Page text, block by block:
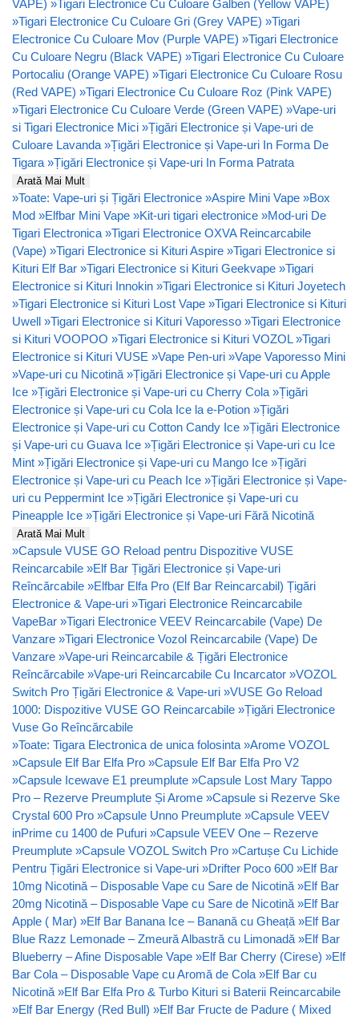
VAPE) »Tigari Electronice Cu Culoare Galben (Yellow VAPE)
»Tigari Electronice Cu Culoare Gri (Grey VAPE) »Tigari
Electronice Cu Culoare Mov (Purple VAPE) »Tigari Electronice
Cu Culoare Negru (Black VAPE) »Tigari Electronice Cu Culoare
Portocaliu (Orange VAPE) »Tigari Electronice Cu Culoare Rosu
(Red VAPE) »Tigari Electronice Cu Culoare Roz (Pink VAPE)
»Tigari Electronice Cu Culoare Verde (Green VAPE) »Vape-uri
si Tigari Electronice Mici »Țigări Electronice și Vape-uri de
Culoare Lavanda »Țigări Electronice și Vape-uri In Forma De
Tigara »Țigări Electronice și Vape-uri In Forma Patrata
Arată Mai Mult
»Toate: Vape-uri și Țigări Electronice »Aspire Mini Vape »Box
Mod »Elfbar Mini Vape »Kit-uri tigari electronice »Mod-uri De
Tigari Electronica »Tigari Electronice OXVA Reincarcabile
(Vape) »Tigari Electronice si Kituri Aspire »Tigari Electronice si
Kituri Elf Bar »Tigari Electronice si Kituri Geekvape »Tigari
Electronice si Kituri Innokin »Tigari Electronice si Kituri Joyetech
»Tigari Electronice si Kituri Lost Vape »Tigari Electronice si Kituri
Uwell »Tigari Electronice si Kituri Vaporesso »Tigari Electronice
si Kituri VOOPOO »Tigari Electronice si Kituri VOZOL »Tigari
Electronice si Kituri VUSE »Vape Pen-uri »Vape Vaporesso Mini
»Vape-uri cu Nicotină »Țigări Electronice și Vape-uri cu Apple
Ice »Țigări Electronice și Vape-uri cu Cherry Cola »Țigări
Electronice și Vape-uri cu Cola Ice la e-Potion »Țigări
Electronice și Vape-uri cu Cotton Candy Ice »Țigări Electronice
și Vape-uri cu Guava Ice »Țigări Electronice și Vape-uri cu Ice
Mint »Țigări Electronice și Vape-uri cu Mango Ice »Țigări
Electronice și Vape-uri cu Peach Ice »Țigări Electronice și Vape-
uri cu Peppermint Ice »Țigări Electronice și Vape-uri cu
Pineapple Ice »Țigări Electronice și Vape-uri Fără Nicotină
Arată Mai Mult
»Capsule VUSE GO Reload pentru Dispozitive VUSE
Reincarcabile »Elf Bar Țigări Electronice și Vape-uri
Reîncărcabile »Elfbar Elfa Pro (Elf Bar Reincarcabil) Țigări
Electronice & Vape-uri »Tigari Electronice Reincarcabile
VapeBar »Tigari Electronice VEEV Reincarcabile (Vape) De
Vanzare »Tigari Electronice Vozol Reincarcabile (Vape) De
Vanzare »Vape-uri Reincarcabile & Țigări Electronice
Reîncărcabile »Vape-uri Reincarcabile Cu Incarcator »VOZOL
Switch Pro Țigări Electronice & Vape-uri »VUSE Go Reload
1000: Dispozitive VUSE GO Reincarcabile »Țigări Electronice
Vuse Go Reîncărcabile
»Toate: Tigara Electronica de unica folosinta »Arome VOZOL
»Capsule Elf Bar Elfa Pro »Capsule Elf Bar Elfa Pro V2
»Capsule Icewave E1 preumplute »Capsule Lost Mary Tappo
Pro – Rezerve Preumplute Și Arome »Capsule si Rezerve Ske
Crystal 600 Pro »Capsule Unno Preumplute »Capsule VEEV
inPrime cu 1400 de Pufuri »Capsule VEEV One – Rezerve
Preumplute »Capsule VOZOL Switch Pro »Cartușe Cu Lichide
Pentru Țigări Electronice si Vape-uri »Drifter Poco 600 »Elf Bar
10mg Nicotină – Disposable Vape cu Sare de Nicotină »Elf Bar
20mg Nicotină – Disposable Vape cu Sare de Nicotină »Elf Bar
Apple ( Mar) »Elf Bar Banana Ice – Banană cu Gheață »Elf Bar
Blue Razz Lemonade – Zmeură Albastră cu Limonadă »Elf Bar
Blueberry – Afine Disposable Vape »Elf Bar Cherry (Cirese) »Elf
Bar Cola – Disposable Vape cu Aromă de Cola »Elf Bar cu
Nicotină »Elf Bar Elfa Pro & Turbo Kituri si Baterii Reincarcabile
»Elf Bar Energy (Red Bull) »Elf Bar Fructe de Padure ( Mixed